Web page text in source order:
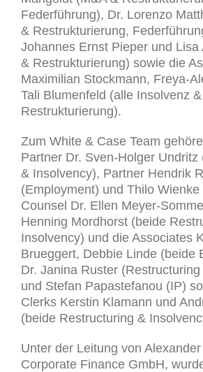
Federführung), Dr. Lorenzo
& Restrukturierung,
Johannes Ernst Pieper und Lisa
& Restrukturierung) sowie die
Maximilian Stockmann, Freya-
Tali Blumenfeld (alle Insolvenz &
Restrukturierung).
Zum White & Case Team
Partner Dr. Sven-Holger Undritz
& Insolvency), Partner Hendrik
(Employment) und Thilo Wienke
Counsel Dr. Ellen Meyer-
Henning Mordhorst (beide
Insolvency) und die Associates
Brueggert, Debbie Linde (beide
Dr. Janina Ruster
und Stefan Papastefanou (IP)
Clerks Kerstin Klamann und
(beide Restructuring &
Unter der Leitung von
Corporate Finance GmbH,